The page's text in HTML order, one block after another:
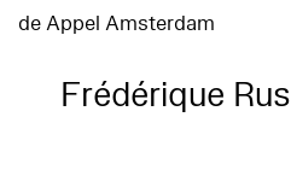
de Appel Amsterdam
Frédérique